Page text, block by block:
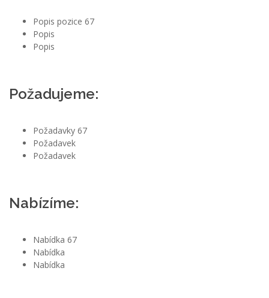
Popis pozice 67
Popis
Popis
Požadujeme:
Požadavky 67
Požadavek
Požadavek
Nabízíme:
Nabídka 67
Nabídka
Nabídka